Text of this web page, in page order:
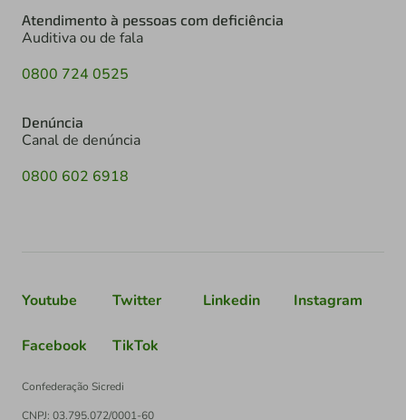
Atendimento à pessoas com deficiência
Auditiva ou de fala
0800 724 0525
Denúncia
Canal de denúncia
0800 602 6918
Youtube Twitter Linkedin Instagram
Facebook TikTok
Confederação Sicredi
CNPJ: 03.795.072/0001-60